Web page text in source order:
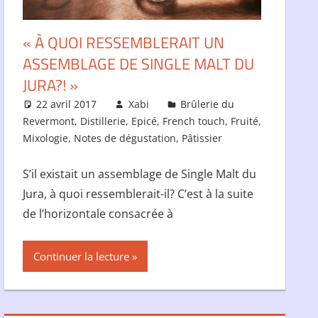
« À QUOI RESSEMBLERAIT UN
ASSEMBLAGE DE SINGLE MALT DU
JURA?! »
22 avril 2017 Xabi
Brûlerie du
Revermont, Distillerie, Epicé, French touch, Fruité,
Mixologie, Notes de dégustation, Pâtissier
S’il existait un assemblage de Single Malt du
Jura, à quoi ressemblerait-il? C’est à la suite
de l’horizontale consacrée à
Continuer la lecture